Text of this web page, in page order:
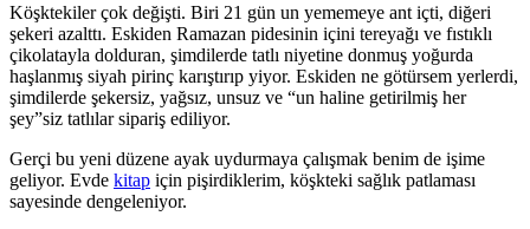
Köşktekiler çok değişti. Biri 21 gün un yememeye ant içti, diğeri
şekeri azalttı. Eskiden Ramazan pidesinin içini tereyağı ve fıstıklı
çikolatayla dolduran, şimdilerde tatlı niyetine donmuş yoğurda
haşlanmış siyah pirinç karıştırıp yiyor. Eskiden ne götürsem yerlerdi,
şimdilerde şekersiz, yağsız, unsuz ve “un haline getirilmiş her
şey”siz tatlılar sipariş ediliyor.
Gerçi bu yeni düzene ayak uydurmaya çalışmak benim de işime
geliyor. Evde kitap için pişirdiklerim, köşkteki sağlık patlaması
sayesinde dengeleniyor.